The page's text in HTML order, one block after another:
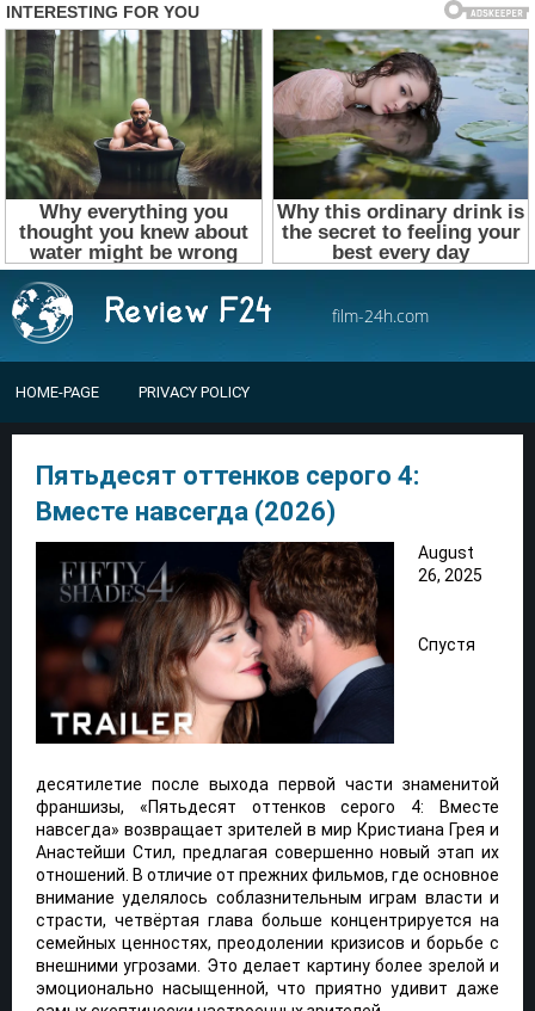
film-24h.com
HOME-PAGE PRIVACY POLICY
Пятьдесят оттенков серого 4:
Вместе навсегда (2026)
August
26, 2025
Спустя
десятилетие после выхода первой части знаменитой
франшизы, «Пятьдесят оттенков серого 4: Вместе
навсегда» возвращает зрителей в мир Кристиана Грея и
Анастейши Стил, предлагая совершенно новый этап их
отношений. В отличие от прежних фильмов, где основное
внимание уделялось соблазнительным играм власти и
страсти, четвёртая глава больше концентрируется на
семейных ценностях, преодолении кризисов и борьбе с
внешними угрозами. Это делает картину более зрелой и
эмоционально насыщенной, что приятно удивит даже